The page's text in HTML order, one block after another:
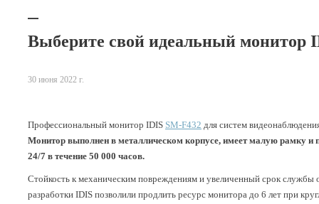
Выберите свой идеальный монитор
30 июня 2022 г.
Профессиональный монитор IDIS SM-F432 для систем
Монитор выполнен в металлическом корпусе, имеет малую рамку и
24/7 в течение 50 000 часов.
Стойкость к механическим повреждениям и увеличенный срок службы
разработки IDIS позволили продлить ресурс монитора до 6 лет при